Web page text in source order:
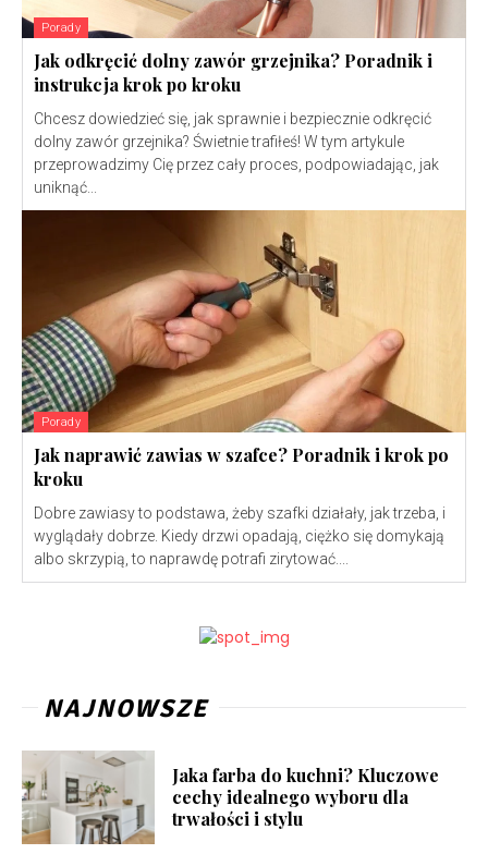
Porady
Jak odkręcić dolny zawór grzejnika? Poradnik i
instrukcja krok po kroku
Chcesz dowiedzieć się, jak sprawnie i bezpiecznie odkręcić
dolny zawór grzejnika? Świetnie trafiłeś! W tym artykule
przeprowadzimy Cię przez cały proces, podpowiadając, jak
uniknąć...
Porady
Jak naprawić zawias w szafce? Poradnik i krok po
kroku
Dobre zawiasy to podstawa, żeby szafki działały, jak trzeba, i
wyglądały dobrze. Kiedy drzwi opadają, ciężko się domykają
albo skrzypią, to naprawdę potrafi zirytować....
NAJNOWSZE
Jaka farba do kuchni? Kluczowe
cechy idealnego wyboru dla
trwałości i stylu